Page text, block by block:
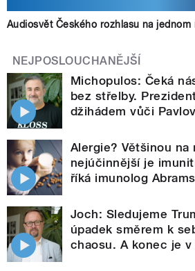
Audiosvět Českého rozhlasu na jednom
NEJPOSLOUCHANĚJŠÍ
Michopulos: Čeká
bez střelby.
džihádem vůči
Alergie? Většinou na
nejúčinnější je
říká imunolog
Joch: Sledujeme
úpadek směrem k
chaosu. A konec je v